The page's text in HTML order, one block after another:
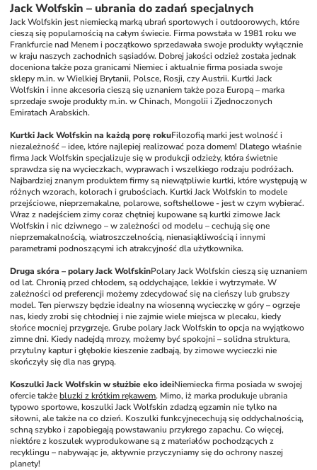
Jack Wolfskin – ubrania do zadań specjalnych
Jack Wolfskin jest niemiecką marką ubrań sportowych i outdoorowych, które
cieszą się popularnością na całym świecie. Firma powstała w 1981 roku we
Frankfurcie nad Menem i początkowo sprzedawała swoje produkty wyłącznie
w kraju naszych zachodnich sąsiadów. Dobrej jakości odzież została jednak
doceniona także poza granicami Niemiec i aktualnie firma posiada swoje
sklepy m.in. w Wielkiej Brytanii, Polsce, Rosji, czy Austrii. Kurtki Jack
Wolfskin i inne akcesoria cieszą się uznaniem także poza Europą – marka
sprzedaje swoje produkty m.in. w Chinach, Mongolii i Zjednoczonych
Emiratach Arabskich.
Kurtki Jack Wolfskin na każdą porę rokuFilozofią marki jest wolność i
niezależność – idee, które najlepiej realizować poza domem! Dlatego właśnie
firma Jack Wolfskin specjalizuje się w produkcji odzieży, która świetnie
sprawdza się na wycieczkach, wyprawach i wszelkiego rodzaju podróżach.
Najbardziej znanym produktem firmy są niewątpliwie kurtki, które występują w
różnych wzorach, kolorach i grubościach. Kurtki Jack Wolfskin to modele
przejściowe, nieprzemakalne, polarowe, softshellowe - jest w czym wybierać.
Wraz z nadejściem zimy coraz chętniej kupowane są kurtki zimowe Jack
Wolfskin i nic dziwnego – w zależności od modelu – cechują się one
nieprzemakalnością, wiatroszczelnością, nienasiąkliwością i innymi
parametrami podnoszącymi ich atrakcyjność dla użytkownika.
Druga skóra – polary Jack WolfskinPolary Jack Wolfskin cieszą się uznaniem
od lat. Chronią przed chłodem, są oddychające, lekkie i wytrzymałe. W
zależności od preferencji możemy zdecydować się na cieńszy lub grubszy
model. Ten pierwszy będzie idealny na wiosenną wycieczkę w góry – ogrzeje
nas, kiedy zrobi się chłodniej i nie zajmie wiele miejsca w plecaku, kiedy
słońce mocniej przygrzeje. Grube polary Jack Wolfskin to opcja na wyjątkowo
zimne dni. Kiedy nadejdą mrozy, możemy być spokojni – solidna struktura,
przytulny kaptur i głębokie kieszenie zadbają, by zimowe wycieczki nie
skończyły się dla nas grypą.
Koszulki Jack Wolfskin w służbie eko ideiNiemiecka firma posiada w swojej
ofercie także bluzki z krótkim rękawem. Mimo, iż marka produkuje ubrania
typowo sportowe, koszulki Jack Wolfskin zdadzą egzamin nie tylko na
siłowni, ale także na co dzień. Koszulki funkcyjnecechują się oddychalnością,
schną szybko i zapobiegają powstawaniu przykrego zapachu. Co więcej,
niektóre z koszulek wyprodukowane są z materiałów pochodzących z
recyklingu – nabywając je, aktywnie przyczyniamy się do ochrony naszej
planety!